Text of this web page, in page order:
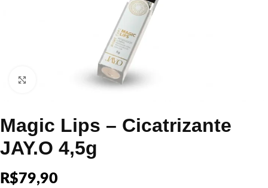
Magic Lips – Cicatrizante
JAY.O 4,5g
R$79,90